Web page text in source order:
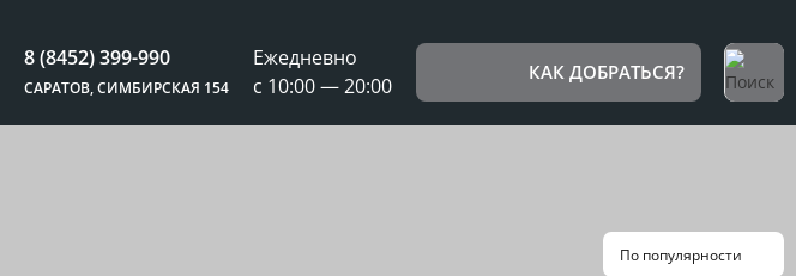
8 (8452) 399-990
САРАТОВ, СИМБИРСКАЯ 154
Ежедневно
с 10:00 — 20:00
КАК ДОБРАТЬСЯ?
По популярности